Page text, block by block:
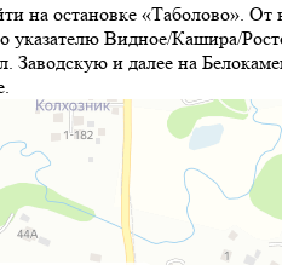
на остановке «Таболово». От
Видное/Кашира/
и далее на